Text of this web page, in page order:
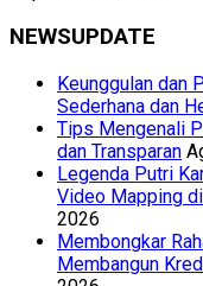
NEWSUPDATE
Keunggulan dan
Sederhana dan
Tips Mengenali
dan Transparan
Legenda Putri
Video Mapping
2026
Membongkar
Membangun